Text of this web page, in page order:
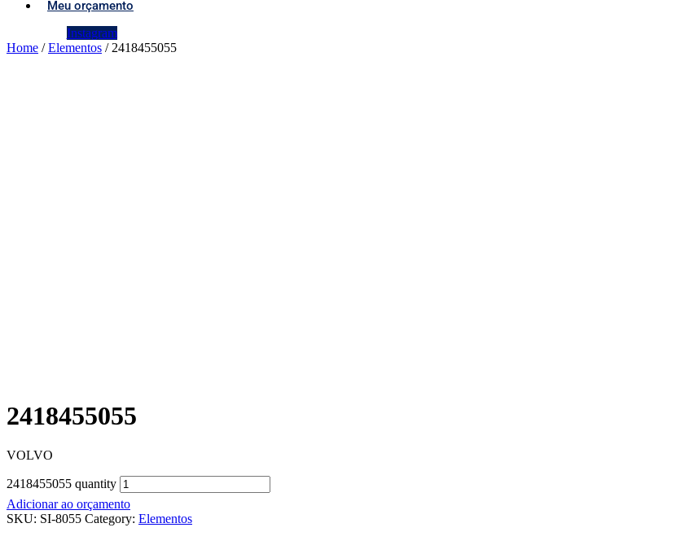
Meu orçamento
Instagram
Home /Elementos / 2418455055
2418455055
VOLVO
2418455055 quantity
Adicionar ao orçamento
SKU: SI-8055 Category: Elementos